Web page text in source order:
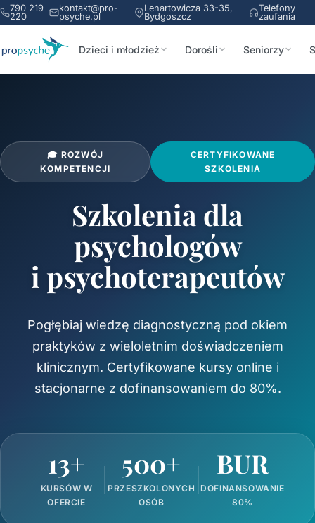
790 219
220
kontakt@pro-
psyche.pl
Lenartowicza 33-35,
Bydgoszcz
Telefony
zaufania
Dzieci i młodzież Dorośli Seniorzy
🎓 ROZWÓJ
KOMPETENCJI
CERTYFIKOWANE
SZKOLENIA
Szkolenia dla
psychologów
i psychoterapeutów
Pogłębiaj wiedzę diagnostyczną pod okiem
praktyków z wieloletnim doświadczeniem
klinicznym. Certyfikowane kursy online i
stacjonarne z dofinansowaniem do 80%.
13+
KURSÓW W
OFERCIE
500+
PRZESZKOLONYCH
OSÓB
BUR
DOFINANSOWANIE
80%